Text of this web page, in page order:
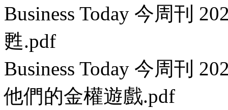
Business Today 今周刊
甦.pdf
Business Today 今周刊
他們的金權遊戲.pdf